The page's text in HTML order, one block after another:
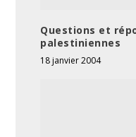
Questions et
palestiniennes
18 janvier 2004